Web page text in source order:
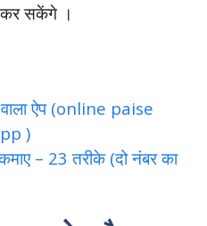
सकेंगे ।
ऐप (online paise
)
– 23 तरीके (दो नंबर का